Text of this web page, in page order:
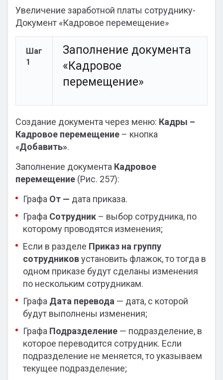
Увеличение заработной платы сотруднику-
Документ «Кадровое перемещение»
Шаг
1
Заполнение документа
«Кадровое
перемещение»
Создание документа через меню: Кадры –
Кадровое перемещение – кнопка
«Добавить».
Заполнение документа Кадровое
перемещение (Рис. 257):
Графа От — дата приказа.
Графа Сотрудник – выбор сотрудника, по
которому проводятся изменения;
Если в разделе Приказ на группу
сотрудниковустановить флажок, то тогда в
одном приказе будут сделаны изменения
по нескольким сотрудникам.
Графа Дата перевода — дата, с которой
будут выполнены изменения;
Графа Подразделение — подразделение, в
которое переводится сотрудник. Если
подразделение не меняется, то указываем
текущее подразделение;